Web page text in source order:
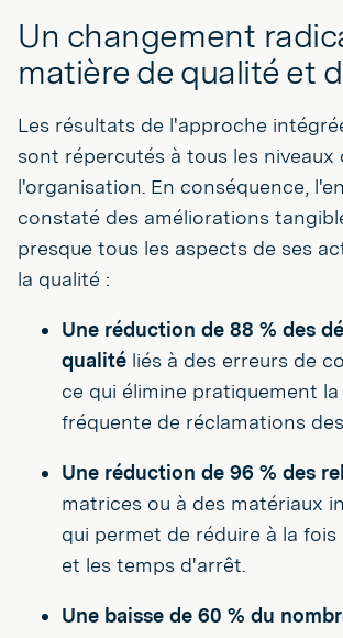
Un changement
matière de qualité et
Les résultats de l'approche
sont répercutés à tous les niveaux
l'organisation. En conséquence,
constaté des améliorations
presque tous les aspects de ses
la qualité :
Une réduction de 88 % des
qualité liés à des erreurs de
ce qui élimine pratiquement la
fréquente de réclamations
Une réduction de 96 % des
matrices ou à des matériaux
qui permet de réduire à la fois
et les temps d'arrêt.
Une baisse de 60 % du